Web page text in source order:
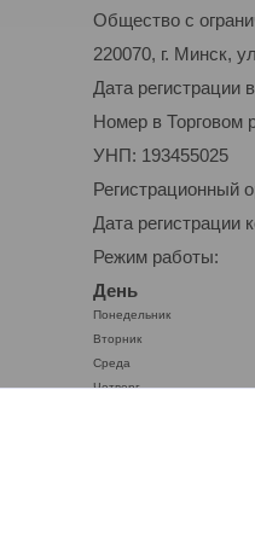
Общество с
220070, г. Минск,
Дата регистрации
Номер в Торговом
УНП: 193455025
Регистрационный
Дата регистрации
Режим работы:
День
Понедельник
Вторник
Среда
Четверг